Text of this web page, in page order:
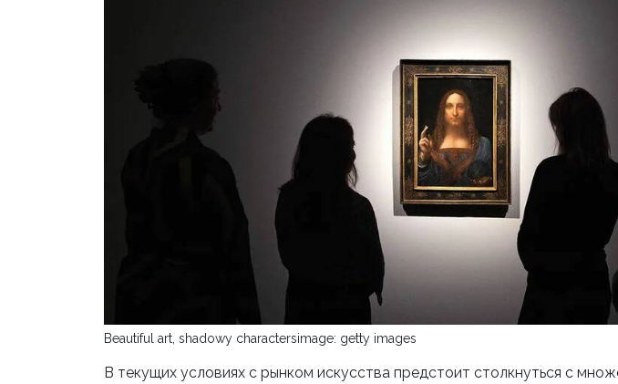
Beautiful art, shadowy charactersimage: getty images
В текущих условиях с рынком искусства предстоит столкнуться с